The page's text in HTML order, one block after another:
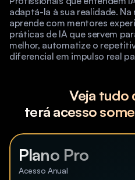
adaptá-la à sua realidade.
aprende com mentores
práticas de IA que servem
melhor, automatize o
diferencial em impulso real
Veja tudo
terá acesso
Plano Pro
Acesso Anual